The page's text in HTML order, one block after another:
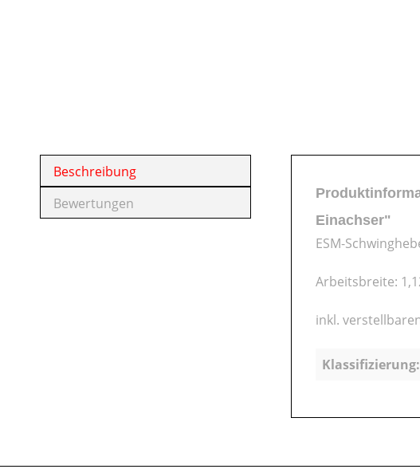
Beschreibung
Bewertungen
Einachser"
ESM-
Arbeitsbreite:
inkl.
Klassifizierung: